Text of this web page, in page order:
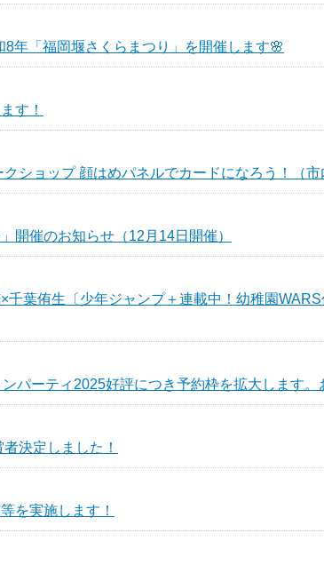
年「福岡堰さくらまつり」を開催します🌸
す！
クショップ 顔はめパネルでカードになろう！（
開催のお知らせ（12月14日開催）
×千葉侑生〔少年ジャンプ＋連載中！幼稚園
パーティ2025好評につき予約枠を拡大します
決定しました！
を実施します！